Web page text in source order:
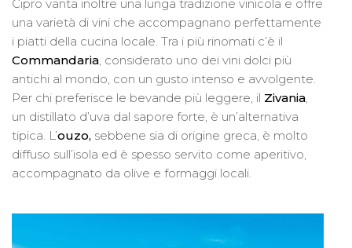
Cipro vanta inoltre una lunga tradizione vinicola e offre
una varietà di vini che accompagnano perfettamente
i piatti della cucina locale. Tra i più rinomati c’è il
Commandaria, considerato uno dei vini dolci più
antichi al mondo, con un gusto intenso e avvolgente.
Per chi preferisce le bevande più leggere, il Zivania,
un distillato d’uva dal sapore forte, è un’alternativa
tipica. L’ouzo, sebbene sia di origine greca, è molto
diffuso sull’isola ed è spesso servito come aperitivo,
accompagnato da olive e formaggi locali.